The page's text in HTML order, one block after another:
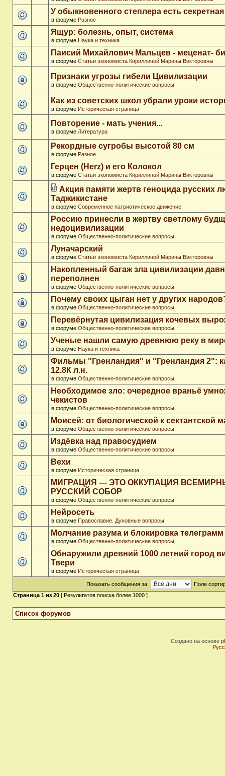
У обыкновенного степлера есть
в форуме Разное
Ящур: болезнь, опыт, система
в форуме Наука и техника
Паисий Михайлович Мальцев - меценат-
в форуме Статьи экономиста Кириллиной Марины Викторовны
Признаки угрозы гибели Цивилизации
в форуме Общественно-политические вопросы
Как из советских школ убрали уроки
в форуме Историческая страница
Повторение - мать учения...
в форуме Литература
Рекордные сугробы высотой 80 см
в форуме Разное
Герцен (Herz) и его Колокол
в форуме Статьи экономиста Кириллиной Марины Викторовны
Акция памяти жертв геноцида русских
Таджикистане
в форуме Современное патриотическое движение
Россию принесли в жертву светлому
недоцивилизации
в форуме Общественно-политические вопросы
Луначарский
в форуме Статьи экономиста Кириллиной Марины Викторовны
Накопленный багаж зла цивилизации
переполнен
в форуме Общественно-политические вопросы
Почему своих цыган нет у других
в форуме Общественно-политические вопросы
Перевёрнутая цивилизация кочевых
в форуме Общественно-политические вопросы
Ученые нашли самую древнюю реку в
в форуме Наука и техника
Фильмы "Гренландия" и "Гренландия 2":
12.8К л.н.
в форуме Общественно-политические вопросы
Необходимое зло: очередное враньё
чекистов
в форуме Общественно-политические вопросы
Моисей: от биологической к сектантской
в форуме Общественно-политические вопросы
Издёвка над правосудием
в форуме Общественно-политические вопросы
Вехи
в форуме Историческая страница
МИГРАЦИЯ — ЭТО ОККУПАЦИЯ
РУССКИЙ СОБОР
в форуме Общественно-политические вопросы
Нейросеть
в форуме Православие. Духовные вопросы
Молчание разума и блокировка телеграмм
в форуме Общественно-политические вопросы
Обнаружили древний 1000 летний город
Твери
в форуме Историческая страница
Показать сообщения за:
Поле
Страница 1 из 20 [ Результатов поиска более 1000 ]
Список форумов
Создано на основе